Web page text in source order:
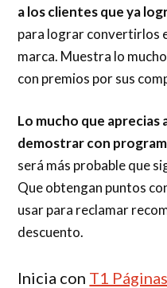
a los clientes que ya
para lograr convertirlos
marca. Muestra lo
con premios por sus
Lo mucho que aprecias
demostrar con
será más probable que
Que obtengan puntos
usar para reclamar
descuento.
Inicia con T1